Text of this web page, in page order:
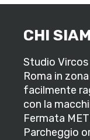
CHI
Studio
Roma in
facilmente
con la
Fermata
Parcheggio